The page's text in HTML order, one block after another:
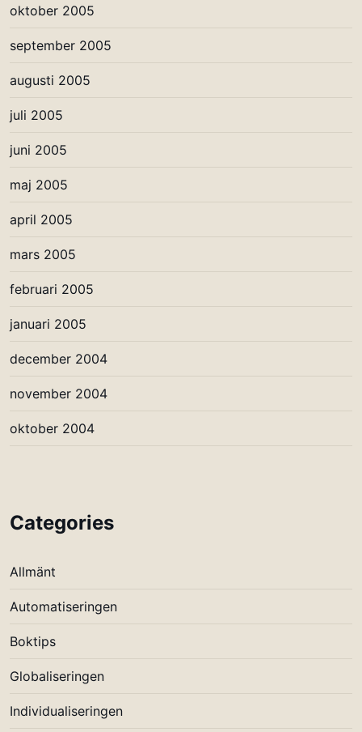
oktober 2005
september 2005
augusti 2005
juli 2005
juni 2005
maj 2005
april 2005
mars 2005
februari 2005
januari 2005
december 2004
november 2004
oktober 2004
Categories
Allmänt
Automatiseringen
Boktips
Globaliseringen
Individualiseringen